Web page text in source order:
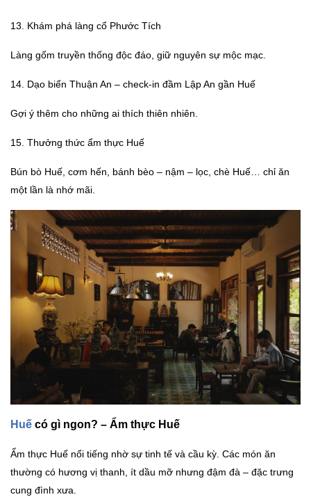
13. Khám phá làng cổ Phước Tích
Làng gốm truyền thống độc đáo, giữ nguyên sự mộc mạc.
14. Dạo biển Thuận An – check-in đầm Lập An gần Huế
Gợi ý thêm cho những ai thích thiên nhiên.
15. Thưởng thức ẩm thực Huế
Bún bò Huế, cơm hến, bánh bèo – nậm – lọc, chè Huế… chỉ ăn
một lần là nhớ mãi.
Huế có gì ngon? – Ẩm thực Huế
Ẩm thực Huế nổi tiếng nhờ sự tinh tế và cầu kỳ. Các món ăn
thường có hương vị thanh, ít dầu mỡ nhưng đậm đà – đặc trưng
cung đình xưa.